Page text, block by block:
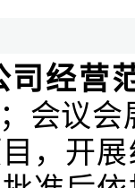
司经营
会议
，开